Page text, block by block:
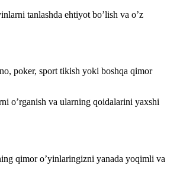
tanlashda ehtiyot bo’lish va o’z
poker, sport tikish yoki boshqa qimor
o’rganish va ularning qoidalarini yaxshi
qimor o’yinlaringizni yanada yoqimli va